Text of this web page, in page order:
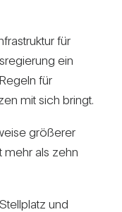
für
ein
für
mit sich bringt.
grö­ßerer
als zehn
und